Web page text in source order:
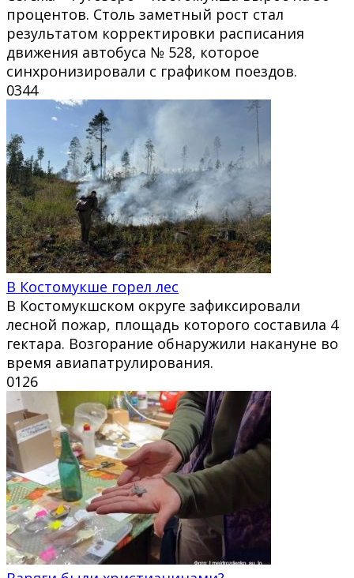
процентов. Столь заметный рост стал
результатом корректировки расписания
движения автобуса № 528, которое
синхронизировали с графиком поездов.
0344
В Костомукше горел лес
В Костомукшском округе зафиксировали
лесной пожар, площадь которого составила 4
гектара. Возгорание обнаружили накануне во
время авиапатрулирования.
0126